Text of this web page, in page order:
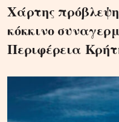
Χάρτης
κόκκινο
Περιφέρεια